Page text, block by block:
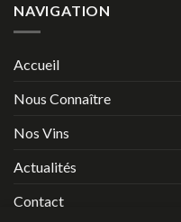
NAVIGATION
Accueil
Nous Connaître
Nos Vins
Actualités
Contact